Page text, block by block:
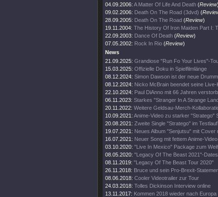
04.09.2006: A Matter Of Life And Death (Review
09.02.2006: Death On The Road (3dvd) (
28.09.2005: Death On The Road (Review)
19.11.2004: The History Of Iron Maiden Part I:
22.09.2003: Dance Of Death (Review)
07.05.2002: Rock In Rio (Review)
News
21.09.2025: Grandiose "Run Fo Your Lives"-
15.03.2025: Offizielle Doku in Spielfilmlänge
08.12.2024: Simon Dawson ist der neue
08.12.2024: Nicko McBrain beendet seine Live-
22.10.2024: Paul DiAnno mit 66 Jahren
06.11.2023: Starkes "Stranger In A Strange
20.11.2022: Weitere Geldsau-Merch-
10.09.2021: Anime-Video zu starker "Stratego"
20.08.2021: Zweite Single "Stratego" im Testlauf
19.07.2021: Neues Album "Senjutsu" mit Cover
16.07.2021: Neuer Song mit fettem Anime-Video
03.10.2020: "Live In Mexico" Package zum
08.05.2020: "Legacy Of The Beast 2021"-Dates
08.11.2019: "Legacy Of The Beast Tour 2020"
26.11.2018: Bruce und sein Pro-Brexit-
08.06.2018: Cooler Videotrailer zur Tour
24.03.2018: Tolles Dickinson Interview online
13.11.2017: Kommen 2018 wieder nach Europa